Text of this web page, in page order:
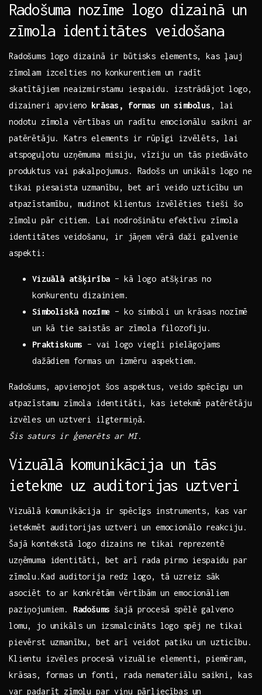
Radošuma nozīme logo dizainā un
zīmola identitātes veidošana
Radošums logo dizainā ir būtisks‍ elements, kas ļauj
zīmolam izcelties no konkurentiem un radīt
skatītājiem neaizmirstamu iespaidu. izstrādājot logo,
dizaineri apvieno krāsas, formas un simbolus , lai
nodotu zīmola‍ vērtības un radītu emocionālu saikni ar
patērētāju. Katrs elements ir rūpīgi izvēlēts,⁣ lai
atspoguļotu uzņēmuma misiju, vīziju un tās piedāvāto
produktus vai pakalpojumus. Radošs un unikāls logo ⁤ne
tikai piesaista ⁢uzmanību, bet arī ⁢veido uzticību un
atpazīstamību, mudinot klientus izvēlēties‍ tieši ‍šo
zīmolu pār citiem. Lai nodrošinātu efektīvu zīmola‌
identitātes ⁣veidošanu, ⁣ir jāņem vērā daži galvenie
aspekti:
Vizuālā atšķirība – kā logo atšķiras no
konkurentu dizainiem.
Simboliskā nozīme – ko ⁣simboli un krāsas nozīmē
un kā tie saistās ar zīmola filozofiju.
Praktiskums – vai⁢ logo viegli ​pielāgojams
dažādiem formas⁤ un izmēru aspektiem.
Radošums, apvienojot šos aspektus,​ veido spēcīgu un
atpazīstamu zīmola identitāti, kas ​ietekmē patērētāju​
izvēles un uztveri ilgtermiņā.
Šis saturs ir ģenerēts ar MI.
Vizuālā komunikācija un tās
ietekme uz auditorijas uztveri
Vizuālā komunikācija ir spēcīgs instruments, kas var
ietekmēt auditorijas uztveri un emocionālo‌ reakciju.
Šajā kontekstā logo dizains ne tikai ‍reprezentē
uzņēmuma identitāti,‌ bet ⁢arī rada pirmo iespaidu par
zīmolu.Kad auditorija redz logo, ‌tā uzreiz sāk
asociēt to ar konkrētām vērtībām un emocionāliem
paziņojumiem. Radošums šajā procesā spēlē galveno
lomu, jo unikāls ⁢un izsmalcināts logo⁤ spēj ne tikai
pievērst uzmanību, bet arī veidot patiku un uzticību.
Klientu izvēles procesā vizuālie elementi, piemēram,
krāsas, formas un fonti, rada nemateriālu ⁢saikni, kas
var padarīt zīmolu par viņu pārliecības un